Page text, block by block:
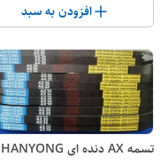
افزودن به سبد
تسمه AX دنده ای HANYONG